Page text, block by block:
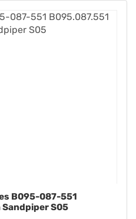
B095-087-551
Sandpiper S05